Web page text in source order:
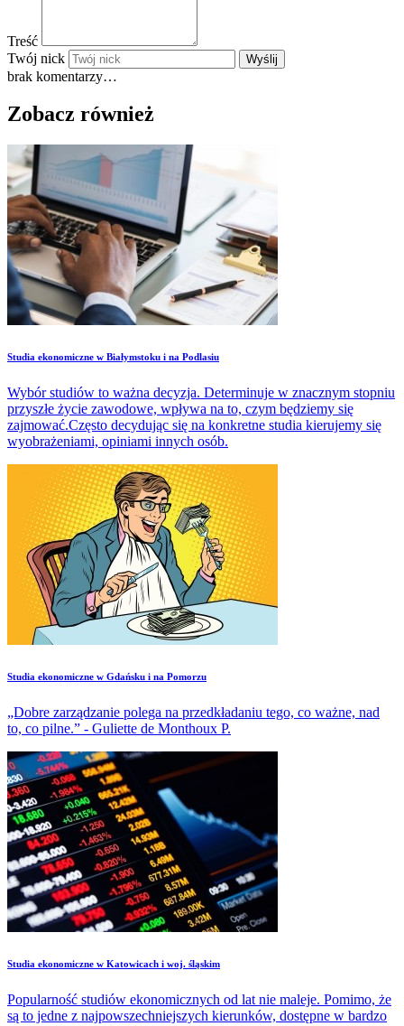
Treść
Twój nick
Wyślij
brak komentarzy…
Zobacz również
Studia ekonomiczne w Białymstoku i na Podlasiu
Wybór studiów to ważna decyzja. Determinuje w znacznym stopniu
przyszłe życie zawodowe, wpływa na to, czym będziemy się
zajmować.Często decydując się na konkretne studia kierujemy się
wyobrażeniami, opiniami innych osób.
Studia ekonomiczne w Gdańsku i na Pomorzu
„Dobre zarządzanie polega na przedkładaniu tego, co ważne, nad
to, co pilne.” - Guliette de Monthoux P.
Studia ekonomiczne w Katowicach i woj. śląskim
Popularność studiów ekonomicznych od lat nie maleje. Pomimo, że
są to jedne z najpowszechniejszych kierunków, dostępne w bardzo